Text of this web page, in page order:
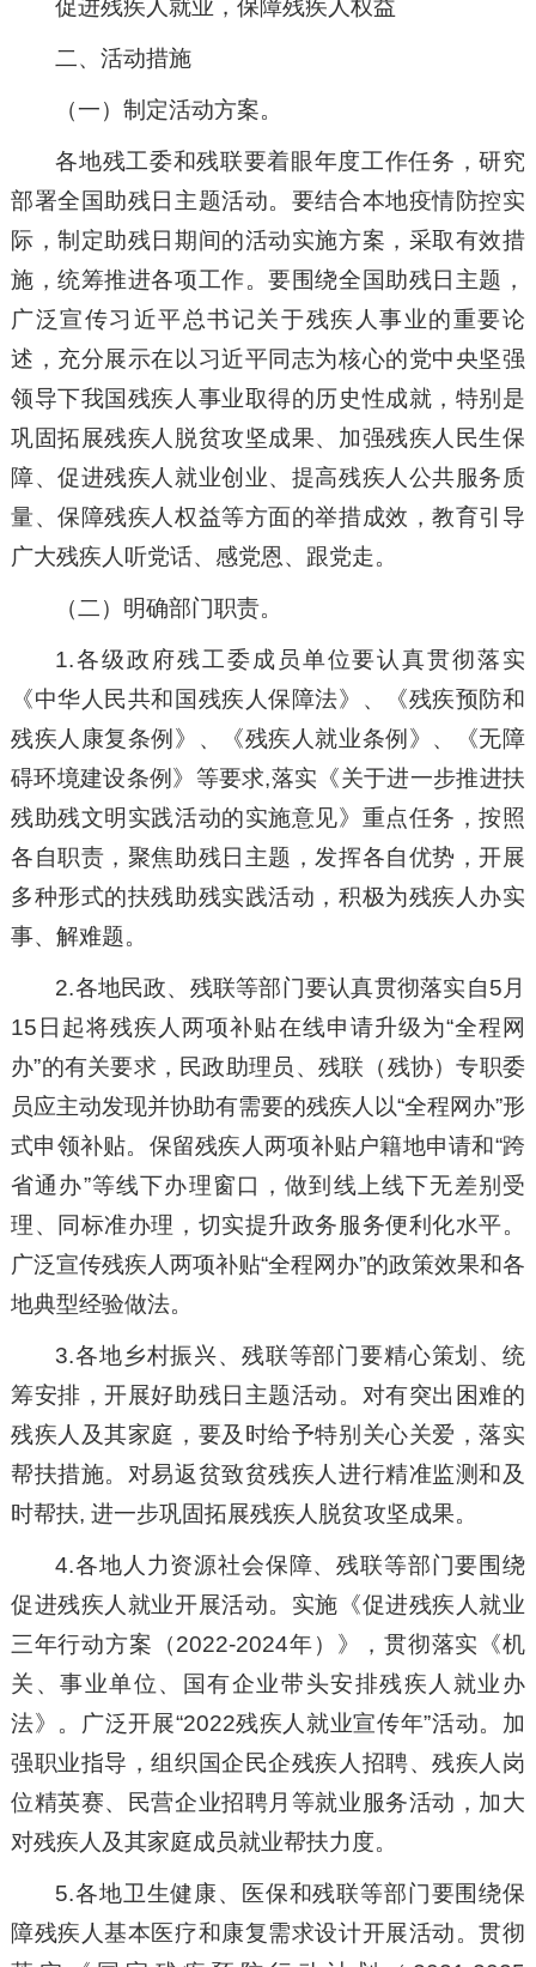
促进残疾人就业，保障残疾人权益
二、活动措施
（一）制定活动方案。
各地残工委和残联要着眼年度工作任务，研究
部署全国助残日主题活动。要结合本地疫情防控实
际，制定助残日期间的活动实施方案，采取有效措
施，统筹推进各项工作。要围绕全国助残日主题，
广泛宣传习近平总书记关于残疾人事业的重要论
述，充分展示在以习近平同志为核心的党中央坚强
领导下我国残疾人事业取得的历史性成就，特别是
巩固拓展残疾人脱贫攻坚成果、加强残疾人民生保
障、促进残疾人就业创业、提高残疾人公共服务质
量、保障残疾人权益等方面的举措成效，教育引导
广大残疾人听党话、感党恩、跟党走。
（二）明确部门职责。
1.各级政府残工委成员单位要认真贯彻落实
《中华人民共和国残疾人保障法》、《残疾预防和
残疾人康复条例》、《残疾人就业条例》、《无障
碍环境建设条例》等要求,落实《关于进一步推进扶
残助残文明实践活动的实施意见》重点任务，按照
各自职责，聚焦助残日主题，发挥各自优势，开展
多种形式的扶残助残实践活动，积极为残疾人办实
事、解难题。
2.各地民政、残联等部门要认真贯彻落实自5月
15日起将残疾人两项补贴在线申请升级为“全程网
办”的有关要求，民政助理员、残联（残协）专职委
员应主动发现并协助有需要的残疾人以“全程网办”形
式申领补贴。保留残疾人两项补贴户籍地申请和“跨
省通办”等线下办理窗口，做到线上线下无差别受
理、同标准办理，切实提升政务服务便利化水平。
广泛宣传残疾人两项补贴“全程网办”的政策效果和各
地典型经验做法。
3.各地乡村振兴、残联等部门要精心策划、统
筹安排，开展好助残日主题活动。对有突出困难的
残疾人及其家庭，要及时给予特别关心关爱，落实
帮扶措施。对易返贫致贫残疾人进行精准监测和及
时帮扶, 进一步巩固拓展残疾人脱贫攻坚成果。
4.各地人力资源社会保障、残联等部门要围绕
促进残疾人就业开展活动。实施《促进残疾人就业
三年行动方案（2022-2024年）》，贯彻落实《机
关、事业单位、国有企业带头安排残疾人就业办
法》。广泛开展“2022残疾人就业宣传年”活动。加
强职业指导，组织国企民企残疾人招聘、残疾人岗
位精英赛、民营企业招聘月等就业服务活动，加大
对残疾人及其家庭成员就业帮扶力度。
5.各地卫生健康、医保和残联等部门要围绕保
障残疾人基本医疗和康复需求设计开展活动。贯彻